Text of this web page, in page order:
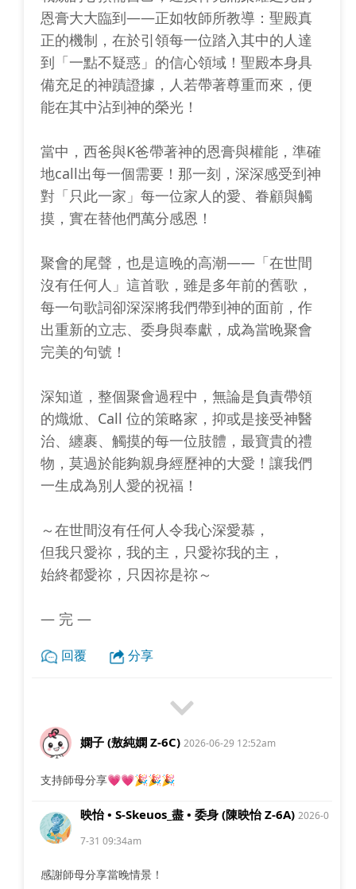
恩膏大大臨到——正如牧師所教導：聖殿真
正的機制，在於引領每一位踏入其中的人達
到「一點不疑惑」的信心領域！聖殿本身具
備充足的神蹟證據，人若帶著尊重而來，便
能在其中沾到神的榮光！
當中，西爸與K爸帶著神的恩膏與權能，準確
地call出每一個需要！那一刻，深深感受到神
對「只此一家」每一位家人的愛、眷顧與觸
摸，實在替他們萬分感恩！
聚會的尾聲，也是這晚的高潮——「在世間
沒有任何人」這首歌，雖是多年前的舊歌，
每一句歌詞卻深深將我們帶到神的面前，作
出重新的立志、委身與奉獻，成為當晚聚會
完美的句號！
深知道，整個聚會過程中，無論是負責帶領
的熾焮、Call 位的策略家，抑或是接受神醫
治、纏裹、觸摸的每一位肢體，最寶貴的禮
物，莫過於能夠親身經歷神的大愛！讓我們
一生成為別人愛的祝福！
～在世間沒有任何人令我心深愛慕，
但我只愛祢，我的主，只愛祢我的主，
始終都愛祢，只因祢是祢～
— 完 —
回覆 分享
嫻子 (敖純嫻 Z-6C) 2026-06-29 12:52am
支持師母分享💗💗🎉🎉🎉
映怡 • S-Skeuos_盡 • 委身 (陳映怡 Z-6A) 2026-0
7-31 09:34am
感謝師母分享當晚情景！